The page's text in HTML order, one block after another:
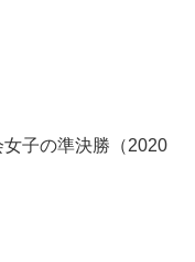
子の準決勝（2020